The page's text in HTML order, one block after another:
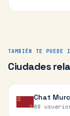
TAMBIÉN TE PUEDE
Ciudades
Chat
88